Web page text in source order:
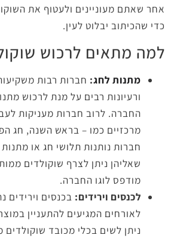
אחר שאתם מעוניינים ולעטוף את
כדי שהכיתוב יבלוט לעין.
למה מתאים לרכוש
מתנות לחג: חברות רבות
ורעיונות רבים על מנת לרכוש
החברה. לרוב חברות מעניקות
מרכזיים כמו – בראש השנה, חג
חברות נותנות תלושי חג או
שאליהן ניתן לצרף שוקולדים
מודפס לוגו החברה.
לכנסים וירידים: בכנסים וירידים
לאורחים המגיעים להתעניין
ניתן לשים בכלי מכובד